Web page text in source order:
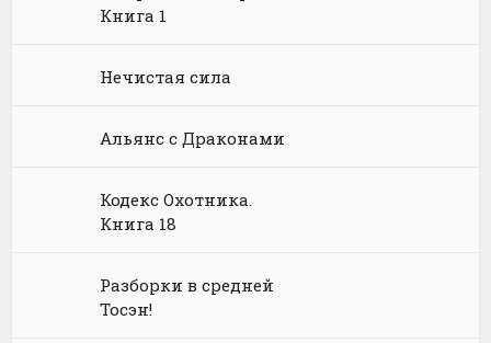
Юриспруденция, право
Научная фантастика
Попаданцы
Юмористическая фантастика
Любовное фэнтези
Русское фэнтези
Фэнтези про драконов
Юмористическое фэнтези
Книга 1
Нечистая сила
Альянс с Драконами
Кодекс Охотника.
Книга 18
Разборки в средней
Тосэн!